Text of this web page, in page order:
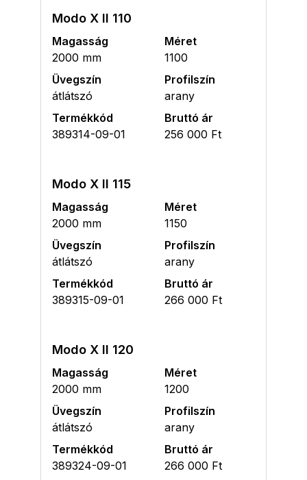
Modo X II 110
Magasság
2000 mm
Méret
1100
Üvegszín
átlátszó
Profilszín
arany
Termékkód
389314-09-01
Bruttó ár
256 000 Ft
Modo X II 115
Magasság
2000 mm
Méret
1150
Üvegszín
átlátszó
Profilszín
arany
Termékkód
389315-09-01
Bruttó ár
266 000 Ft
Modo X II 120
Magasság
2000 mm
Méret
1200
Üvegszín
átlátszó
Profilszín
arany
Termékkód
389324-09-01
Bruttó ár
266 000 Ft